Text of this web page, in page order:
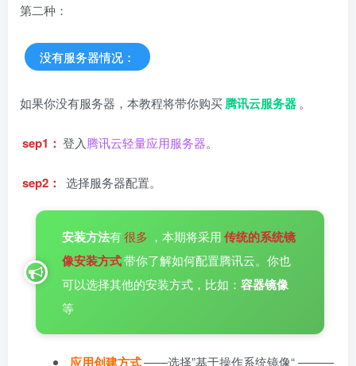
第二种：
没有服务器情况：
如果你没有服务器，本教程将带你购买腾讯云服务器 。
sep1： 登入腾讯云轻量应用服务器。
sep2： 选择服务器配置。
安装方法有很多 ，本期将采用传统的系统镜
像安装方式带你了解如何配置腾讯云。你也
可以选择其他的安装方式，比如： 容器镜像
等
应用创建方式——选择”基于操作系统镜像“ ———